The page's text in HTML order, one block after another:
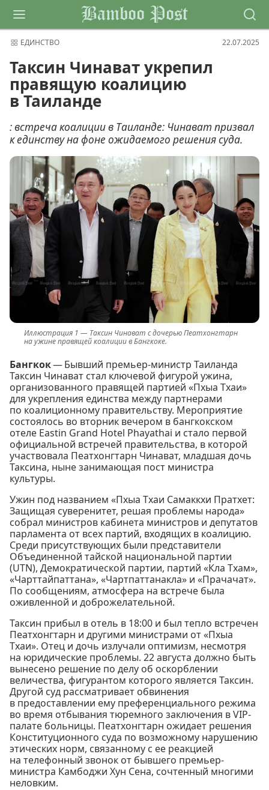
Bamboo Post
ЕДИНСТВО 22.07.2025
Таксин Чинават укрепил
правящую коалицию
в Таиланде
: встреча коалиции в Таиланде: Чинават призвал
к единству на фоне ожидаемого решения суда.
Таксин Чинават с дочерью Пеатхонгтарн
на ужине правящей коалиции в Бангкоке.
Бангкок— Бывший премьер-министр Таиланда
Таксин Чинават стал ключевой фигурой ужина,
организованного правящей партией «Пхыа Тхаи»
для укрепления единства между партнерами
по коалиционному правительству. Мероприятие
состоялось во вторник вечером в бангкокском
отеле Eastin Grand Hotel Phayathai и стало первой
официальной встречей правительства, в которой
участвовала Пеатхонгтарн Чинават, младшая дочь
Таксина, ныне занимающая пост министра
культуры.
Ужин под названием «Пхыа Тхаи Самаккхи Пратхет:
Защищая суверенитет, решая проблемы народа»
собрал министров кабинета министров и депутатов
парламента от всех партий, входящих в коалицию.
Среди присутствующих были представители
Объединенной тайской национальной партии
(UTN), Демократической партии, партий «Кла Тхам»,
«Чарттайпаттана», «Чартпаттанакла» и «Прачачат».
По сообщениям, атмосфера на встрече была
оживленной и доброжелательной.
Таксин прибыл в отель в 18:00 и был тепло встречен
Пеатхонгтарн и другими министрами от «Пхыа
Тхаи». Отец и дочь излучали оптимизм, несмотря
на юридические проблемы. 22 августа должно быть
вынесено решение по делу об оскорблении
величества, фигурантом которого является Таксин.
Другой суд рассматривает обвинения
в предоставлении ему преференциального режима
во время отбывания тюремного заключения в VIP-
палате больницы. Пеатхонгтарн ожидает решения
Конституционного суда по возможному нарушению
этических норм, связанному с ее реакцией
на телефонный звонок от бывшего премьер-
министра Камбоджи Хун Сена, сочтенный многими
неловким.